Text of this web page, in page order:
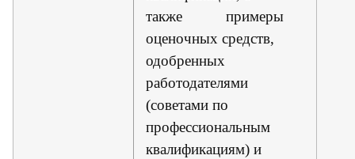
также примеры
оценочных средств,
одобренных
работодателями
(советами по
профессиональным
квалификациям) и